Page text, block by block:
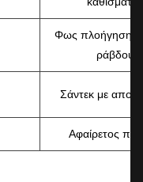
Φως πλοήγησης
ράβδου
Σάντεκ με
Αφαίρετος